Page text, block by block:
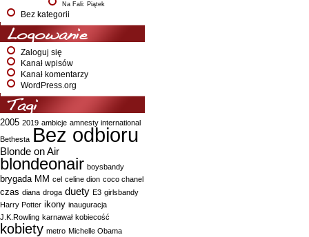
Na Fali: Piątek
Bez kategorii
Logowanie
Zaloguj się
Kanał wpisów
Kanał komentarzy
WordPress.org
Tagi
2005 2019 ambicje amnesty international
Bethesta Bez odbioru
Blonde on Air
blondeonair boysbandy
brygada MM cel celine dion coco chanel
czas diana droga duety E3 girlsbandy
Harry Potter ikony inauguracja
J.K.Rowling karnawał kobiecość
kobiety metro Michelle Obama